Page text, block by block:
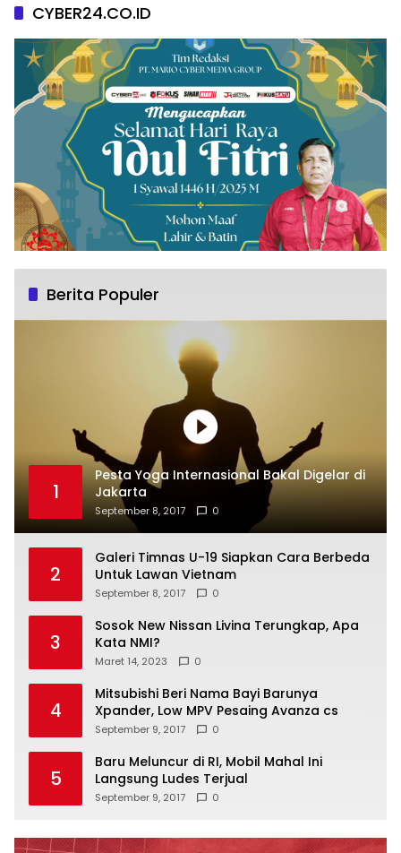
CYBER24.CO.ID
Berita Populer
1
Pesta Yoga Internasional Bakal Digelar di
Jakarta
September 8, 2017 0
2
Galeri Timnas U-19 Siapkan Cara Berbeda
Untuk Lawan Vietnam
September 8, 2017 0
3
Sosok New Nissan Livina Terungkap, Apa
Kata NMI?
Maret 14, 2023 0
4
Mitsubishi Beri Nama Bayi Barunya
Xpander, Low MPV Pesaing Avanza cs
September 9, 2017 0
5
Baru Meluncur di RI, Mobil Mahal Ini
Langsung Ludes Terjual
September 9, 2017 0